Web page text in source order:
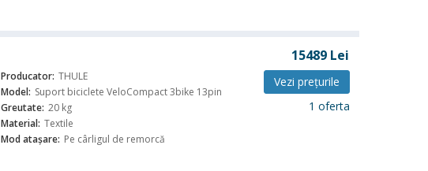
Producator: THULE
Model: Suport biciclete VeloCompact 3bike 13pin
Greutate: 20 kg
Material: Textile
Mod atașare: Pe cârligul de remorcă
15489 Lei
Vezi preţurile
1 oferta